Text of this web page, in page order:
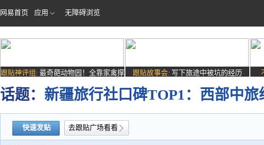
网易首页 应用 无障碍浏览
跟贴神评组: 最奇葩动物园！全靠家禽撑
场子
跟贴故事会: 写下旅途中被坑的经历
话题： 新疆旅行社口碑TOP1：西部中
快速发贴 去跟贴广场看看